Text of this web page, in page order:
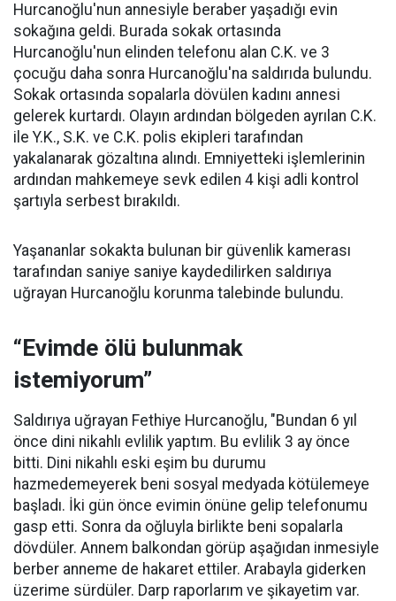
Hurcanoğlu'nun annesiyle beraber yaşadığı evin
sokağına geldi. Burada sokak ortasında
Hurcanoğlu'nun elinden telefonu alan C.K. ve 3
çocuğu daha sonra Hurcanoğlu'na saldırıda bulundu.
Sokak ortasında sopalarla dövülen kadını annesi
gelerek kurtardı. Olayın ardından bölgeden ayrılan C.K.
ile Y.K., S.K. ve C.K. polis ekipleri tarafından
yakalanarak gözaltına alındı. Emniyetteki işlemlerinin
ardından mahkemeye sevk edilen 4 kişi adli kontrol
şartıyla serbest bırakıldı.
Yaşananlar sokakta bulunan bir güvenlik kamerası
tarafından saniye saniye kaydedilirken saldırıya
uğrayan Hurcanoğlu korunma talebinde bulundu.
“Evimde ölü bulunmak
istemiyorum”
Saldırıya uğrayan Fethiye Hurcanoğlu, "Bundan 6 yıl
önce dini nikahlı evlilik yaptım. Bu evlilik 3 ay önce
bitti. Dini nikahlı eski eşim bu durumu
hazmedemeyerek beni sosyal medyada kötülemeye
başladı. İki gün önce evimin önüne gelip telefonumu
gasp etti. Sonra da oğluyla birlikte beni sopalarla
dövdüler. Annem balkondan görüp aşağıdan inmesiyle
berber anneme de hakaret ettiler. Arabayla giderken
üzerime sürdüler. Darp raporlarım ve şikayetim var.